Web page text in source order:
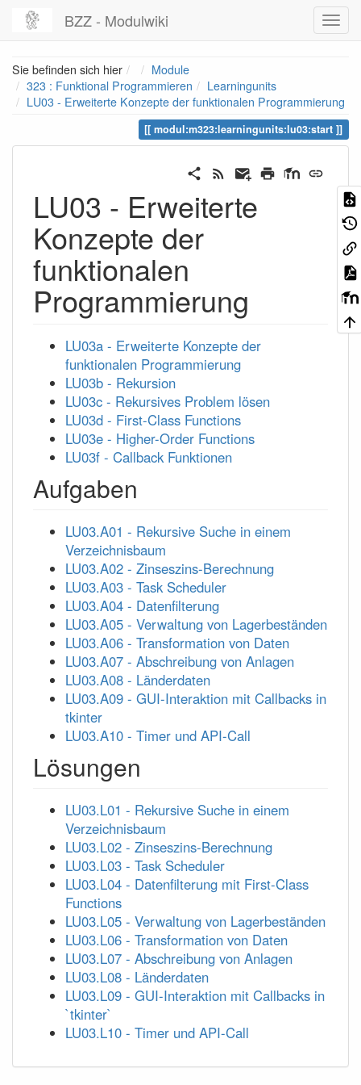
BZZ - Modulwiki
Sie befinden sich hier HomeModule
323 : Funktional Programmieren
Learningunits
LU03 - Erweiterte Konzepte der funktionalen Programmierung
modul:m323:learningunits:lu03:start
LU03 - Erweiterte
Konzepte der
funktionalen
Programmierung
LU03a - Erweiterte Konzepte der
funktionalen Programmierung
LU03b - Rekursion
LU03c - Rekursives Problem lösen
LU03d - First-Class Functions
LU03e - Higher-Order Functions
LU03f - Callback Funktionen
Aufgaben
LU03.A01 - Rekursive Suche in einem
Verzeichnisbaum
LU03.A02 - Zinseszins-Berechnung
LU03.A03 - Task Scheduler
LU03.A04 - Datenfilterung
LU03.A05 - Verwaltung von Lagerbeständen
LU03.A06 - Transformation von Daten
LU03.A07 - Abschreibung von Anlagen
LU03.A08 - Länderdaten
LU03.A09 - GUI-Interaktion mit Callbacks in
tkinter
LU03.A10 - Timer und API-Call
Lösungen
LU03.L01 - Rekursive Suche in einem
Verzeichnisbaum
LU03.L02 - Zinseszins-Berechnung
LU03.L03 - Task Scheduler
LU03.L04 - Datenfilterung mit First-Class
Functions
LU03.L05 - Verwaltung von Lagerbeständen
LU03.L06 - Transformation von Daten
LU03.L07 - Abschreibung von Anlagen
LU03.L08 - Länderdaten
LU03.L09 - GUI-Interaktion mit Callbacks in
`tkinter`
LU03.L10 - Timer und API-Call